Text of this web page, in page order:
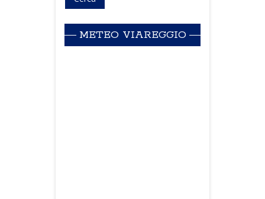
METEO VIAREGGIO